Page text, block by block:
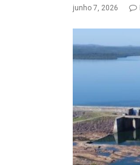
junho 7, 2026